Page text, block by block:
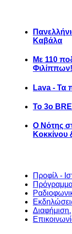
Καβάλα
Με 110
Φιλίππων!
Lava - Τα
Το 3ο
Ο Νότης
Κοκκίνου
Προφίλ -
Διαφήμιση.